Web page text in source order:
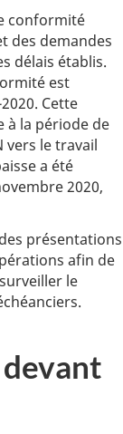
conformité
des demandes
délais établis.
est
Cette
la période de
vers le travail
a été
2020,
présentations
afin de
le